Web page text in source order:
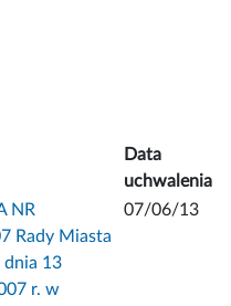
Data
uchwalenia
NR
Rady Miasta
dnia 13
r. w
07/06/13